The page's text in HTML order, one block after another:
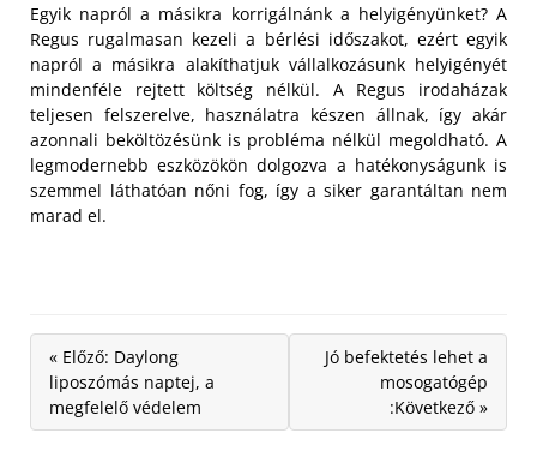
Egyik napról a másikra korrigálnánk a helyigényünket? A
Regus rugalmasan kezeli a bérlési időszakot, ezért egyik
napról a másikra alakíthatjuk vállalkozásunk helyigényét
mindenféle rejtett költség nélkül. A Regus irodaházak
teljesen felszerelve, használatra készen állnak, így akár
azonnali beköltözésünk is probléma nélkül megoldható. A
legmodernebb eszközökön dolgozva a hatékonyságunk is
szemmel láthatóan nőni fog, így a siker garantáltan nem
marad el.
« Előző: Daylong
liposzómás naptej, a
megfelelő védelem
Jó befektetés lehet a
mosogatógép
:Következő »